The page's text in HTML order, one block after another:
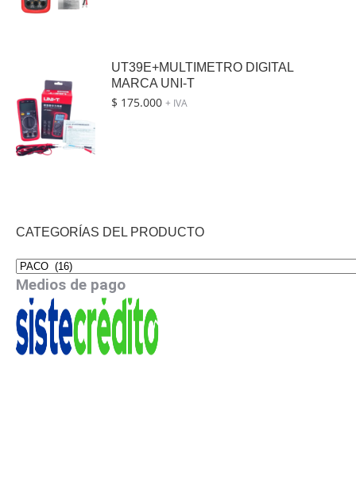
UT39E+MULTIMETRO DIGITAL
MARCA UNI-T
$ 175.000 + IVA
CATEGORÍAS DEL PRODUCTO
Medios de pago